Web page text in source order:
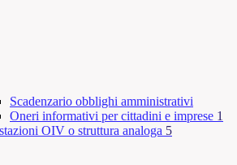
Scadenzario obblighi amministrativi
Oneri informativi per cittadini e imprese 1
OIV o struttura analoga 5